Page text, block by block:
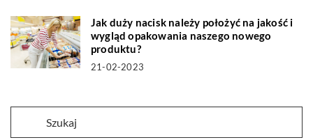
Jak duży nacisk należy położyć na jakość i
wygląd opakowania naszego nowego
produktu?
21-02-2023